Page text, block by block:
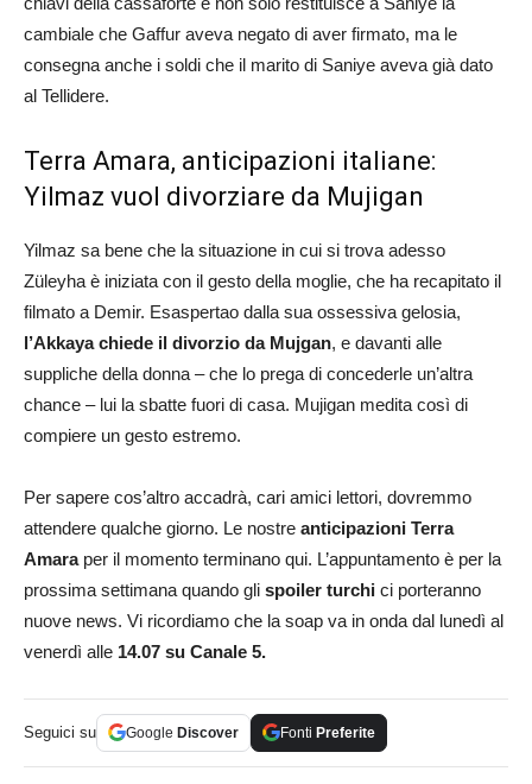
cambiale che Gaffur aveva negato di aver firmato, ma le
consegna anche i soldi che il marito di Saniye aveva già dato
al Tellidere.
Terra Amara, anticipazioni italiane:
Yilmaz vuol divorziare da Mujigan
Yilmaz sa bene che la situazione in cui si trova adesso
Züleyha è iniziata con il gesto della moglie, che ha recapitato il
filmato a Demir. Esaspertao dalla sua ossessiva gelosia,
l’Akkaya chiede il divorzio da Mujgan, e davanti alle
suppliche della donna – che lo prega di concederle un’altra
chance – lui la sbatte fuori di casa. Mujigan medita così di
compiere un gesto estremo.
Per sapere cos’altro accadrà, cari amici lettori, dovremmo
attendere qualche giorno. Le nostre anticipazioni Terra
Amaraper il momento terminano qui. L’appuntamento è per la
prossima settimana quando gli spoiler turchi ci porteranno
nuove news. Vi ricordiamo che la soap va in onda dal lunedì al
venerdì alle 14.07 su Canale 5.
Seguici su Google Discover Fonti Preferite